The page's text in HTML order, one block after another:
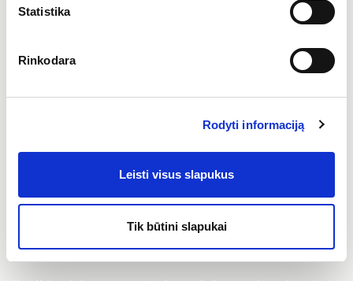
Statistika
Rinkodara
Rodyti informaciją
Leisti visus slapukus
Tik būtini slapukai
Atlyginimas:
2100 - 2900 EUR/mėn., neatskaičius mokesčių.
patirties, įgūdžių. Esant didesniam finansiniam
lūkesčiui, galimos derybos priklausomai nuo
Jei susidomėjai, susisiek telefonu+37063979400 arba
siųsk gyvenimo aprašymą el.
Šaldymo ir oro kondicionavimo sistemų technikas (-ė)
Panevėžyje".